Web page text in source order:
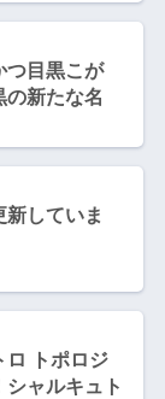
つ目黒こが
新たな名
新していま
ロ トポロジ
ャルキュト